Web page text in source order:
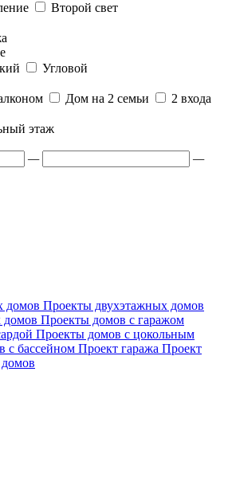
Второй свет
Угловой
Дом на 2 семьи
2 входа
этаж
—
—
домов Проекты двухэтажных домов
домов Проекты домов с гаражом
Проекты домов с цокольным
с бассейном Проект гаража Проект